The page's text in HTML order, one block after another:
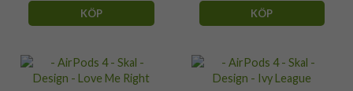
KÖP KÖP